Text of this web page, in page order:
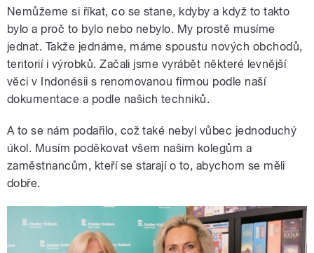
Nemůžeme si říkat, co se stane, kdyby a když to takto
bylo a proč to bylo nebo nebylo. My prostě musíme
jednat. Takže jednáme, máme spoustu nových obchodů,
teritorií i výrobků. Začali jsme vyrábět některé levnější
věci v Indonésii s renomovanou firmou podle naší
dokumentace a podle našich techniků.
A to se nám podařilo, což také nebyl vůbec jednoduchý
úkol. Musím poděkovat všem našim kolegům a
zaměstnancům, kteří se starají o to, abychom se měli
dobře.